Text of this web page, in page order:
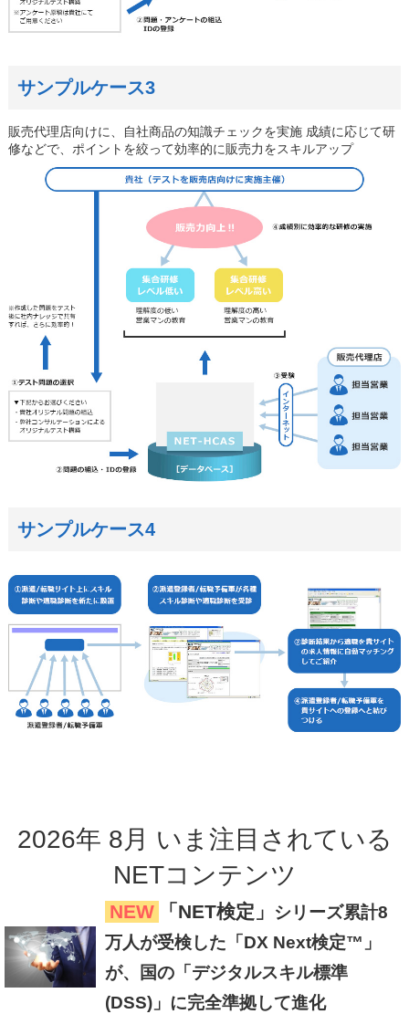
サンプルケース3
販売代理店向けに、自社商品の知識チェックを実施 成績に応じて研
修などで、ポイントを絞って効率的に販売力をスキルアップ
サンプルケース4
2026年 8月 いま注目 されている
NETコンテンツ
NEW 「NET検定」
シリーズ累計8
万人が受検した「DX Next検定™」
が、国の「デジタルスキル標準
(DSS)」に完全準拠して進化